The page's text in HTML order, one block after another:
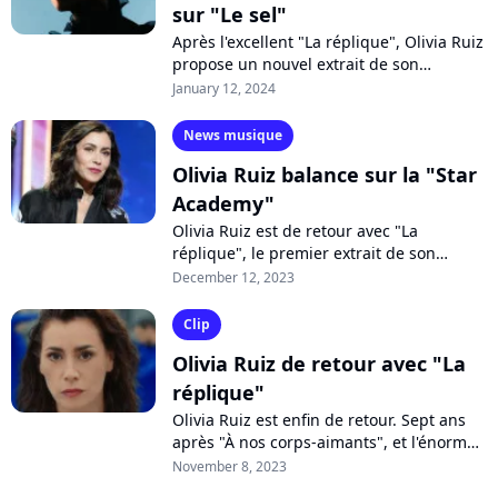
sur "Le sel"
Après l'excellent "La réplique", Olivia Ruiz
propose un nouvel extrait de son
prochain album avec "Le sel", une
January 12, 2024
News musique
Olivia Ruiz balance sur la "Star
Academy"
Olivia Ruiz est de retour avec "La
réplique", le premier extrait de son
nouvel album prévu le 1er mars 2024.
revenue...
December 12, 2023
Clip
Olivia Ruiz de retour avec "La
réplique"
Olivia Ruiz est enfin de retour. Sept ans
après "À nos corps-aimants", et l'énorme
succès de ses deux romans, la chanteuse
November 8, 2023